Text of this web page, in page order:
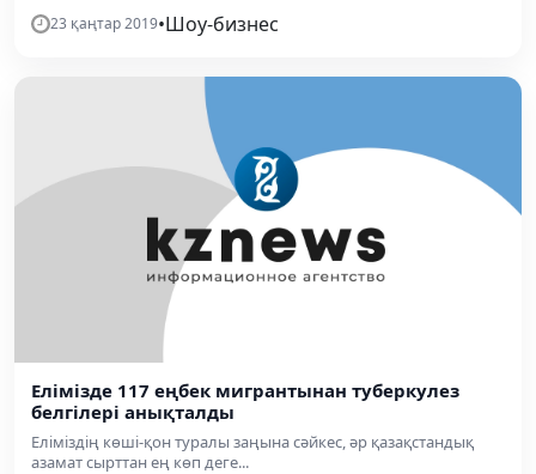
23 қаңтар 2019•Шоу-бизнес
Елімізде 117 еңбек мигрантынан туберкулез
белгілері анықталды
Еліміздің көші-қон туралы заңына сәйкес, әр қазақстандық
азамат сырттан ең көп деге...